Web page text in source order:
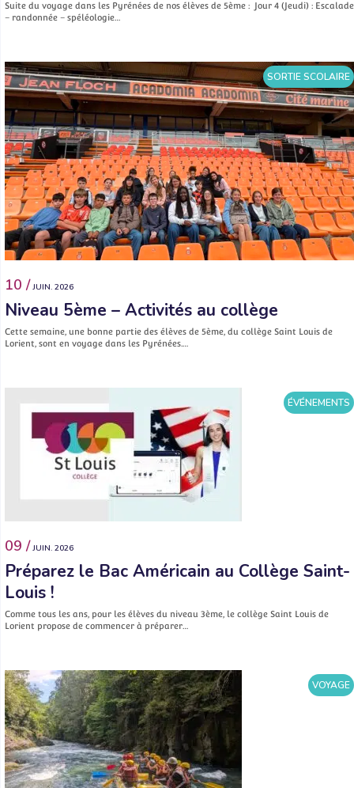
Suite du voyage dans les Pyrénées de nos élèves de 5ème : Jour 4 (Jeudi) : Escalade
– randonnée – spéléologie…
SORTIE SCOLAIRE
10 / JUIN. 2026
Niveau 5ème – Activités au collège
Cette semaine, une bonne partie des élèves de 5ème, du collège Saint Louis de
Lorient, sont en voyage dans les Pyrénées.…
ÉVÉNEMENTS
09 / JUIN. 2026
Préparez le Bac Américain au Collège Saint-
Louis !
Comme tous les ans, pour les élèves du niveau 3ème, le collège Saint Louis de
Lorient propose de commencer à préparer…
VOYAGE